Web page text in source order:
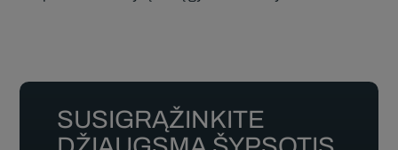
SUSIGRĄŽINKITE